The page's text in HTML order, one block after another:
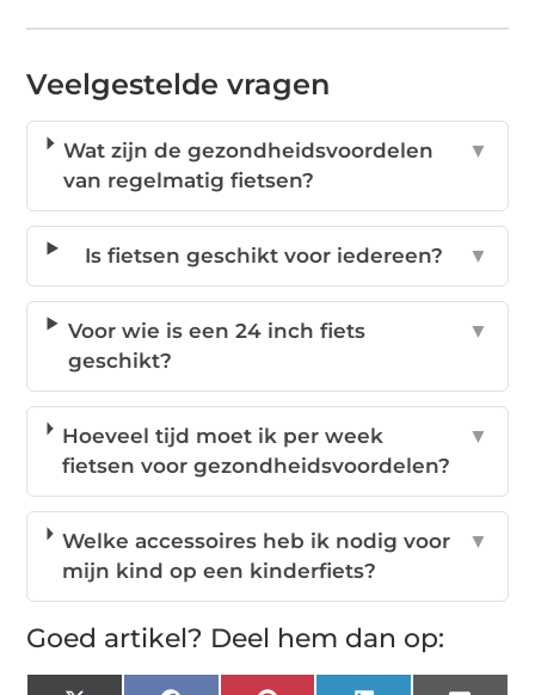
Veelgestelde vragen
Wat zijn de gezondheidsvoordelen
van regelmatig fietsen?
▼
Is fietsen geschikt voor iedereen? ▼
Voor wie is een 24 inch fiets
geschikt?
▼
Hoeveel tijd moet ik per week
fietsen voor gezondheidsvoordelen?
▼
Welke accessoires heb ik nodig voor
mijn kind op een kinderfiets?
▼
Goed artikel? Deel hem dan op: